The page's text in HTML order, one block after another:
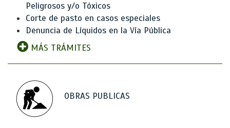
Peligrosos y/o Tóxicos
Corte de pasto en casos especiales
Denuncia de Líquidos en la Vía Pública
MÁS TRÁMITES
OBRAS PUBLICAS